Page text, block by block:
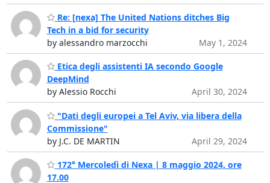
Re: [nexa] The United Nations ditches Big
Tech in a bid for security
by alessandro marzocchi
May 1, 2024
Etica degli assistenti IA secondo Google
DeepMind
by Alessio Rocchi
April 30, 2024
"Dati degli europei a Tel Aviv, via libera della
Commissione"
by J.C. DE MARTIN
April 29, 2024
172° Mercoledì di Nexa | 8 maggio 2024, ore
17.00